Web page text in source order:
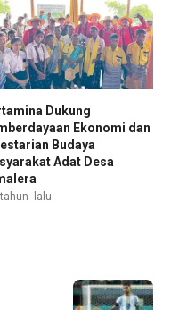
Dukung
Ekonomi dan
Budaya
Adat Desa
lalu